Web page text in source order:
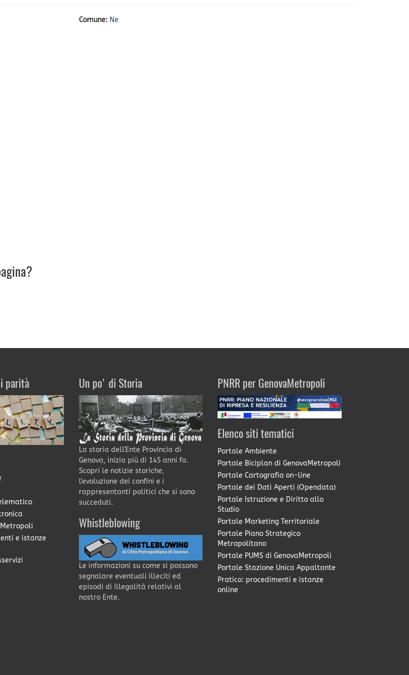
Comune: Ne
parità
e istanze
Un po' di Storia
La storia dell'Ente Provincia di
Genova, inizia più di 145 anni fa.
Scopri le notizie storiche,
l'evoluzione dei confini e i
rappresentanti politici che si sono
succeduti.
Whistleblowing
Le informazioni su come si possono
segnalare eventuali illeciti ed
episodi di illegalità relativi al
nostro Ente.
PNRR per GenovaMetropoli
Elenco siti tematici
Portale Ambiente
Portale Biciplan di GenovaMetropoli
Portale Cartografia on-line
Portale dei Dati Aperti (Opendata)
Portale Istruzione e Diritto allo
Studio
Portale Marketing Territoriale
Portale Piano Strategico
Metropolitano
Portale PUMS di GenovaMetropoli
Portale Stazione Unica Appaltante
Pratico: procedimenti e istanze
online